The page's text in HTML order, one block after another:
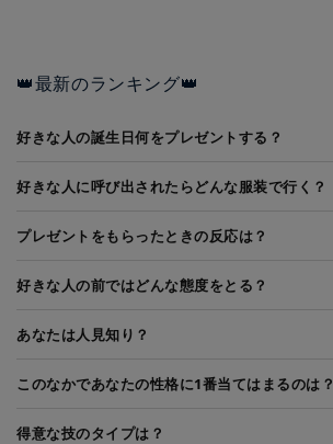
👑最新のランキング👑
好きな人の誕生日何をプレゼントする？
好きな人に呼び出されたらどんな服装で行く？
プレゼントをもらったときの反応は？
好きな人の前ではどんな態度をとる？
あなたは人見知り？
このなかであなたの性格に1番当てはまるのは？
得意な技のタイプは？